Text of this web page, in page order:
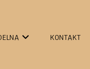
KONTAKT